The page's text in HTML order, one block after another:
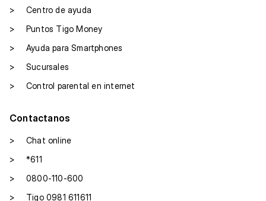
>
Centro de ayuda
>
Puntos Tigo Money
>
Ayuda para Smartphones
>
Sucursales
>
Control parental en internet
Contactanos
>
Chat online
>
*611
>
0800-110-600
>
Tigo 0981 611611